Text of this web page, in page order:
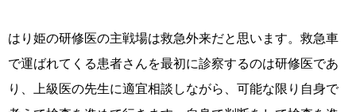
はり姫の研修医の主戦場は救急外来だと思います。救急車
で運ばれてくる患者さんを最初に診察するのは研修医であ
り、上級医の先生に適宜相談しながら、可能な限り自身で